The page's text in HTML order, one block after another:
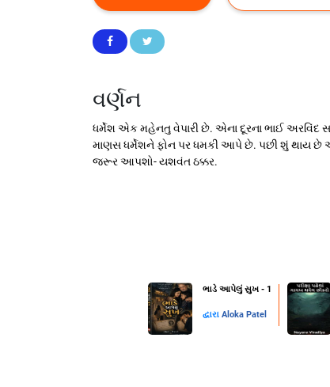
વર્ણન
ધર્મેશ એક મહેનતુ વેપારી છે. એના દૂરના ભાઈ અરવિંદ
માણસ ધર્મેશને ફોન પર ધમકી આપે છે. પછી શું થાય છે એ
જરૂર આપશો- યશવંત ઠક્કર.
ભાડે આપેલું સુખ - 1
દ્વારા Aloka Patel